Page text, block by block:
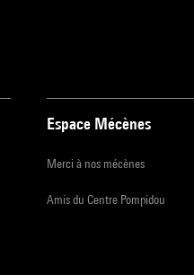
Espace Mécènes
Merci à nos mécènes
Amis du Centre Pompidou